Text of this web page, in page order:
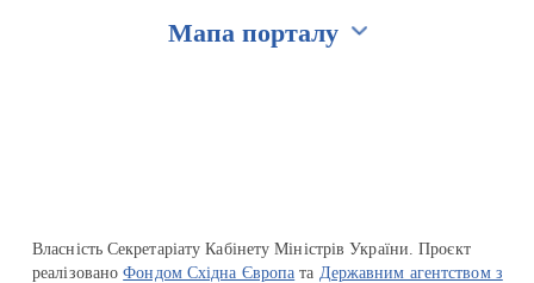
Мапа порталу
Власність Секретаріату Кабінету Міністрів України. Проєкт
реалізованоФондом Східна Європа та Державним агентством з